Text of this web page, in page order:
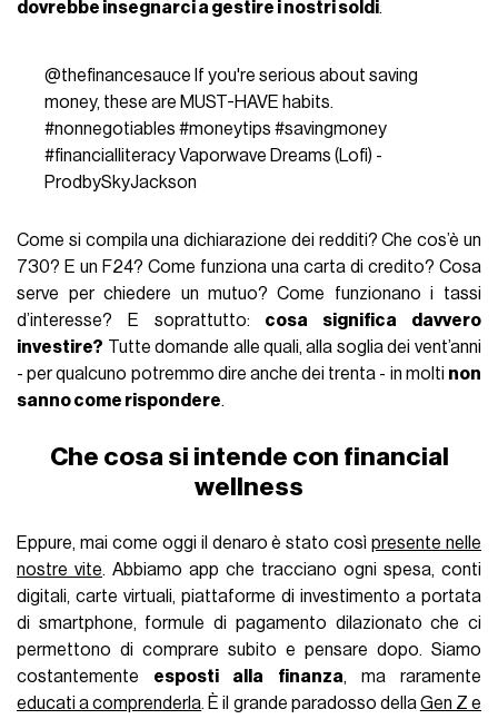
dovrebbe insegnarci a gestire i nostri soldi.
@thefinancesauce If you're serious about saving
money, these are MUST-HAVE habits.
#nonnegotiables #moneytips #savingmoney
#financialliteracyVaporwave Dreams (Lofi) -
ProdbySkyJackson
Come si compila una dichiarazione dei redditi? Che cos’è un
730? E un F24? Come funziona una carta di credito? Cosa
serve per chiedere un mutuo? Come funzionano i tassi
d’interesse? E soprattutto: cosa significa davvero
investire? Tutte domande alle quali, alla soglia dei vent’anni
- per qualcuno potremmo dire anche dei trenta - in molti non
sanno come rispondere.
Che cosa si intende con financial
wellness
Eppure, mai come oggi il denaro è stato cosìpresente nelle
nostre vite. Abbiamo app che tracciano ogni spesa, conti
digitali, carte virtuali, piattaforme di investimento a portata
di smartphone, formule di pagamento dilazionato che ci
permettono di comprare subito e pensare dopo. Siamo
costantemente esposti alla finanza, ma raramente
educati a comprenderla. È il grande paradosso dellaGen Z e